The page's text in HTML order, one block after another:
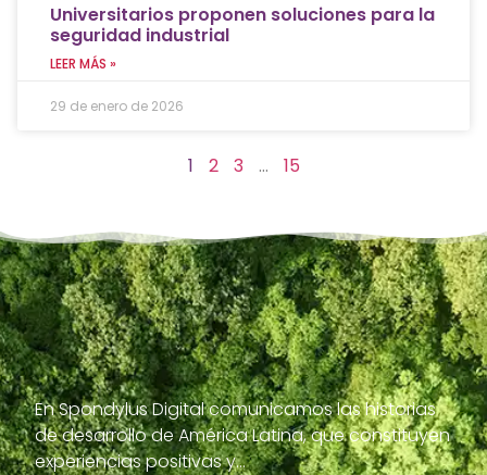
Universitarios proponen soluciones para la
seguridad industrial
LEER MÁS »
29 de enero de 2026
1 2 3 … 15
En Spondylus Digital comunicamos las historias
de desarrollo de América Latina, que constituyen
experiencias positivas y…